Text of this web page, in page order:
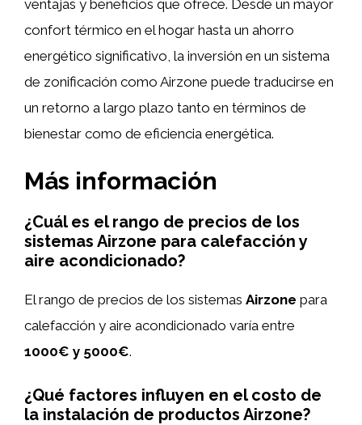
ventajas y beneficios que ofrece. Desde un mayor
confort térmico en el hogar hasta un ahorro
energético significativo, la inversión en un sistema
de zonificación como Airzone puede traducirse en
un retorno a largo plazo tanto en términos de
bienestar como de eficiencia energética.
Más información
¿Cuál es el rango de precios de los
sistemas Airzone para calefacción y
aire acondicionado?
El rango de precios de los sistemas Airzone para
calefacción y aire acondicionado varía entre
1000€ y 5000€.
¿Qué factores influyen en el costo de
la instalación de productos Airzone?